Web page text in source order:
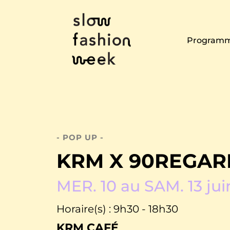
- POP UP -
KRM X
MER. 10 au SAM. 13
Horaire(s) : 9h30 - 18h30